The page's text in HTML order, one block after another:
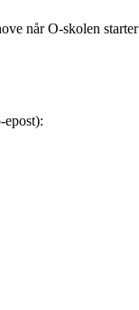
når O-skolen starter